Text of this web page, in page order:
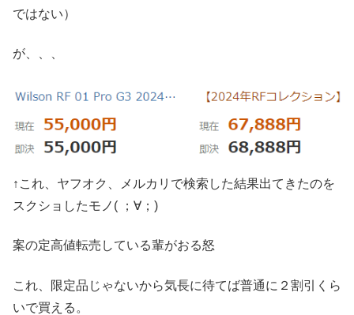
ではない）
が、、、
↑これ、ヤフオク、メルカリで検索した結果出てきたのを
スクショしたモノ( ；∀；)
案の定高値転売している輩がおる怒
これ、限定品じゃないから気長に待てば普通に２割引くら
いで買える。